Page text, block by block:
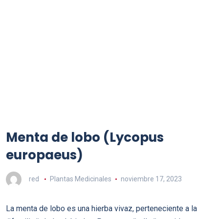
Menta de lobo (Lycopus
europaeus)
red Plantas Medicinales noviembre 17, 2023
La menta de lobo es una hierba vivaz, perteneciente a la